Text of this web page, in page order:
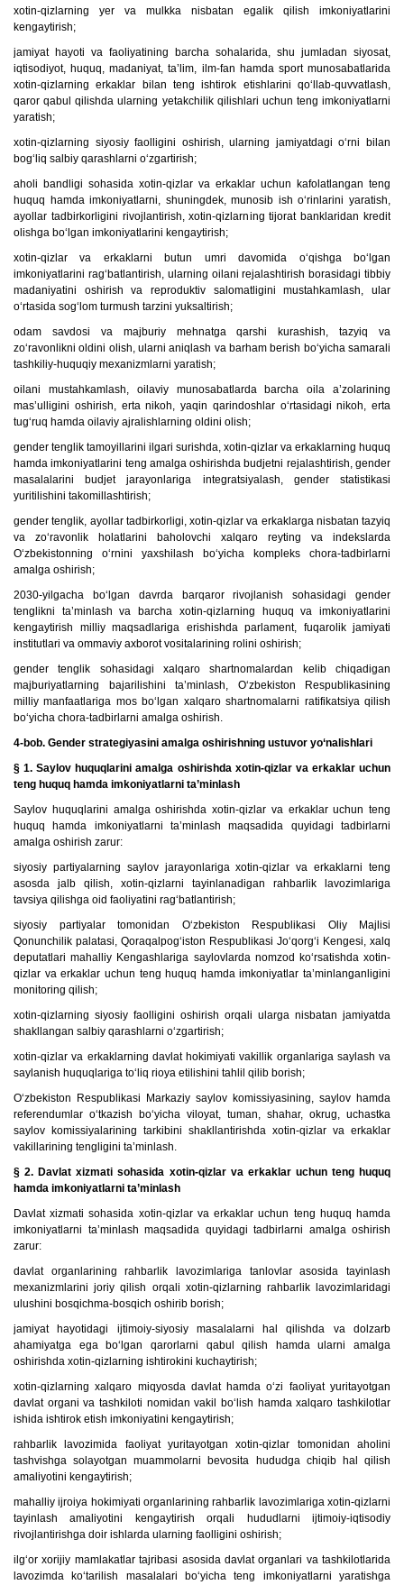
xotin-qizlarning yer va mulkka nisbatan egalik qilish imkoniyatlarini
kengaytirish;
jamiyat hayoti va faoliyatining barcha sohalarida, shu jumladan siyosat,
iqtisodiyot, huquq, madaniyat, ta’lim, ilm-fan hamda sport munosabatlarida
xotin-qizlarning erkaklar bilan teng ishtirok etishlarini qo‘llab-quvvatlash,
qaror qabul qilishda ularning yetakchilik qilishlari uchun teng imkoniyatlarni
yaratish;
xotin-qizlarning siyosiy faolligini oshirish, ularning jamiyatdagi o‘rni bilan
bog‘liq salbiy qarashlarni o‘zgartirish;
aholi bandligi sohasida xotin-qizlar va erkaklar uchun kafolatlangan teng
huquq hamda imkoniyatlarni, shuningdek, munosib ish o‘rinlarini yaratish,
ayollar tadbirkorligini rivojlantirish, xotin-qizlarning tijorat banklaridan kredit
olishga bo‘lgan imkoniyatlarini kengaytirish;
xotin-qizlar va erkaklarni butun umri davomida o‘qishga bo‘lgan
imkoniyatlarini rag‘batlantirish, ularning oilani rejalashtirish borasidagi tibbiy
madaniyatini oshirish va reproduktiv salomatligini mustahkamlash, ular
o‘rtasida sog‘lom turmush tarzini yuksaltirish;
odam savdosi va majburiy mehnatga qarshi kurashish, tazyiq va
zo‘ravonlikni oldini olish, ularni aniqlash va barham berish bo‘yicha samarali
tashkiliy-huquqiy mexanizmlarni yaratish;
oilani mustahkamlash, oilaviy munosabatlarda barcha oila a’zolarining
mas’ulligini oshirish, erta nikoh, yaqin qarindoshlar o‘rtasidagi nikoh, erta
tug‘ruq hamda oilaviy ajralishlarning oldini olish;
gender tenglik tamoyillarini ilgari surishda, xotin-qizlar va erkaklarning huquq
hamda imkoniyatlarini teng amalga oshirishda budjetni rejalashtirish, gender
masalalarini budjet jarayonlariga integratsiyalash, gender statistikasi
yuritilishini takomillashtirish;
gender tenglik, ayollar tadbirkorligi, xotin-qizlar va erkaklarga nisbatan tazyiq
va zo‘ravonlik holatlarini baholovchi xalqaro reyting va indekslarda
O‘zbekistonning o‘rnini yaxshilash bo‘yicha kompleks chora-tadbirlarni
amalga oshirish;
2030-yilgacha bo‘lgan davrda barqaror rivojlanish sohasidagi gender
tenglikni ta’minlash va barcha xotin-qizlarning huquq va imkoniyatlarini
kengaytirish milliy maqsadlariga erishishda parlament, fuqarolik jamiyati
institutlari va ommaviy axborot vositalarining rolini oshirish;
gender tenglik sohasidagi xalqaro shartnomalardan kelib chiqadigan
majburiyatlarning bajarilishini ta’minlash, O‘zbekiston Respublikasining
milliy manfaatlariga mos bo‘lgan xalqaro shartnomalarni ratifikatsiya qilish
bo‘yicha chora-tadbirlarni amalga oshirish.
4-bob. Gender strategiyasini amalga oshirishning ustuvor yo‘nalishlari
§ 1. Saylov huquqlarini amalga oshirishda xotin-qizlar va erkaklar uchun
teng huquq hamda imkoniyatlarni ta’minlash
Saylov huquqlarini amalga oshirishda xotin-qizlar va erkaklar uchun teng
huquq hamda imkoniyatlarni ta’minlash maqsadida quyidagi tadbirlarni
amalga oshirish zarur:
siyosiy partiyalarning saylov jarayonlariga xotin-qizlar va erkaklarni teng
asosda jalb qilish, xotin-qizlarni tayinlanadigan rahbarlik lavozimlariga
tavsiya qilishga oid faoliyatini rag‘batlantirish;
siyosiy partiyalar tomonidan O‘zbekiston Respublikasi Oliy Majlisi
Qonunchilik palatasi, Qoraqalpog‘iston Respublikasi Jo‘qorg‘i Kengesi, xalq
deputatlari mahalliy Kengashlariga saylovlarda nomzod ko‘rsatishda xotin-
qizlar va erkaklar uchun teng huquq hamda imkoniyatlar ta’minlanganligini
monitoring qilish;
xotin-qizlarning siyosiy faolligini oshirish orqali ularga nisbatan jamiyatda
shakllangan salbiy qarashlarni o‘zgartirish;
xotin-qizlar va erkaklarning davlat hokimiyati vakillik organlariga saylash va
saylanish huquqlariga to‘liq rioya etilishini tahlil qilib borish;
O‘zbekiston Respublikasi Markaziy saylov komissiyasining, saylov hamda
referendumlar o‘tkazish bo‘yicha viloyat, tuman, shahar, okrug, uchastka
saylov komissiyalarining tarkibini shakllantirishda xotin-qizlar va erkaklar
vakillarining tengligini ta’minlash.
§ 2. Davlat xizmati sohasida xotin-qizlar va erkaklar uchun teng huquq
hamda imkoniyatlarni ta’minlash
Davlat xizmati sohasida xotin-qizlar va erkaklar uchun teng huquq hamda
imkoniyatlarni ta’minlash maqsadida quyidagi tadbirlarni amalga oshirish
zarur:
davlat organlarining rahbarlik lavozimlariga tanlovlar asosida tayinlash
mexanizmlarini joriy qilish orqali xotin-qizlarning rahbarlik lavozimlaridagi
ulushini bosqichma-bosqich oshirib borish;
jamiyat hayotidagi ijtimoiy-siyosiy masalalarni hal qilishda va dolzarb
ahamiyatga ega bo‘lgan qarorlarni qabul qilish hamda ularni amalga
oshirishda xotin-qizlarning ishtirokini kuchaytirish;
xotin-qizlarning xalqaro miqyosda davlat hamda o‘zi faoliyat yuritayotgan
davlat organi va tashkiloti nomidan vakil bo‘lish hamda xalqaro tashkilotlar
ishida ishtirok etish imkoniyatini kengaytirish;
rahbarlik lavozimida faoliyat yuritayotgan xotin-qizlar tomonidan aholini
tashvishga solayotgan muammolarni bevosita hududga chiqib hal qilish
amaliyotini kengaytirish;
mahalliy ijroiya hokimiyati organlarining rahbarlik lavozimlariga xotin-qizlarni
tayinlash amaliyotini kengaytirish orqali hududlarni ijtimoiy-iqtisodiy
rivojlantirishga doir ishlarda ularning faolligini oshirish;
ilg‘or xorijiy mamlakatlar tajribasi asosida davlat organlari va tashkilotlarida
lavozimda ko‘tarilish masalalari bo‘yicha teng imkoniyatlarni yaratishga